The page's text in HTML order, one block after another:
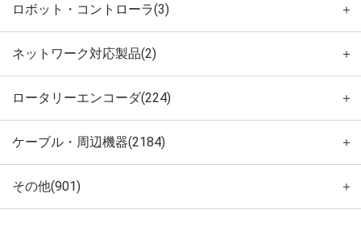
ロボット・コントローラ(3) ＋
ネットワーク対応製品(2) ＋
ロータリーエンコーダ(224) ＋
ケーブル・周辺機器(2184) ＋
その他(901) ＋